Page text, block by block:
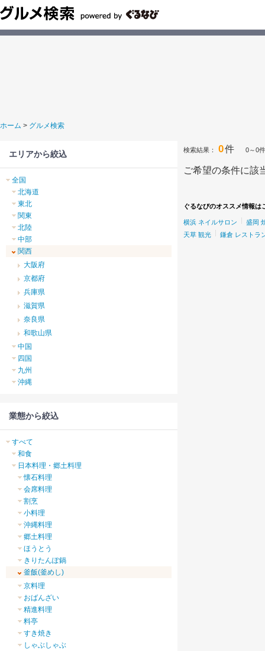
ホーム > グルメ検索
検索結果： 0件 0～0件
ご希望の条件に該
ぐるなびのオススメ情報は
横浜 ネイルサロン
盛岡
天草 観光
鎌倉 レストラ
エリアから絞込
全国
北海道
東北
関東
北陸
中部
関西
大阪府
京都府
兵庫県
滋賀県
奈良県
和歌山県
中国
四国
九州
沖縄
業態から絞込
すべて
和食
日本料理・郷土料理
懐石料理
会席料理
割烹
小料理
沖縄料理
郷土料理
ほうとう
きりたんぽ鍋
釜飯(釜めし)
京料理
おばんざい
精進料理
料亭
すき焼き
しゃぶしゃぶ